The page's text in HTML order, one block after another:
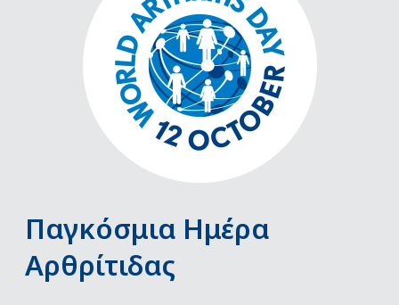
Παγκόσμια Ημέρα
Αρθρίτιδας